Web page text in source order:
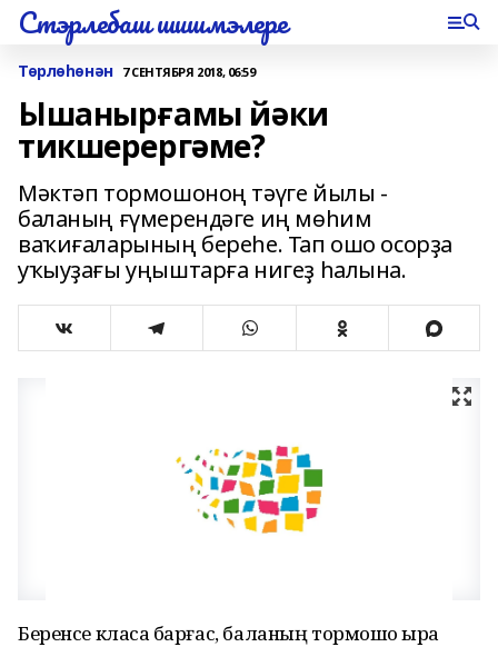
Стэрлебаш шишмэлере
Төрлөһөнән 7 СЕНТЯБРЯ 2018, 06:59
Ышанырғамы йәки
тикшерергәме?
Мәктәп тормошоноң тәүге йылы -
баланың ғүмерендәге иң мөһим
ваҡиғаларының береһе. Тап ошо осорҙа
уҡыуҙағы уңыштарға нигеҙ һалына.
Беренсе класҡа барғас, баланың тормошо ҡырҡа